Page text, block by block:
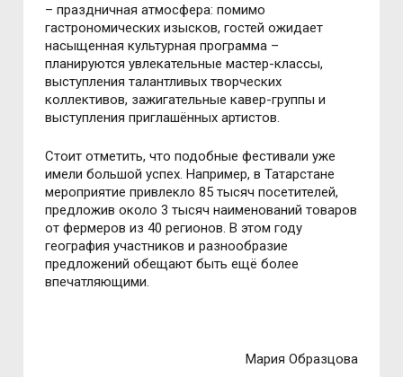
– праздничная атмосфера: помимо
гастрономических изысков, гостей ожидает
насыщенная культурная программа –
планируются увлекательные мастер-классы,
выступления талантливых творческих
коллективов, зажигательные кавер-группы и
выступления приглашённых артистов.
Стоит отметить, что подобные фестивали уже
имели большой успех. Например, в Татарстане
мероприятие привлекло 85 тысяч посетителей,
предложив около 3 тысяч наименований товаров
от фермеров из 40 регионов. В этом году
география участников и разнообразие
предложений обещают быть ещё более
впечатляющими.
Мария Образцова